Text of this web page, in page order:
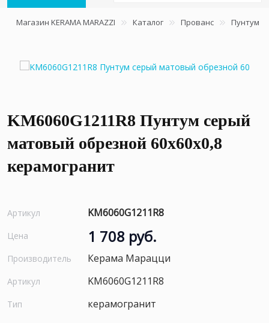
Магазин KERAMA MARAZZI Каталог Прованс Пунтум
KM6060G1211R8 Пунтум серый
матовый обрезной 60x60x0,8
керамогранит
Артикул KM6060G1211R8
Цена 1 708 руб.
Производитель Керама Марацци
Артикул KM6060G1211R8
Тип керамогранит